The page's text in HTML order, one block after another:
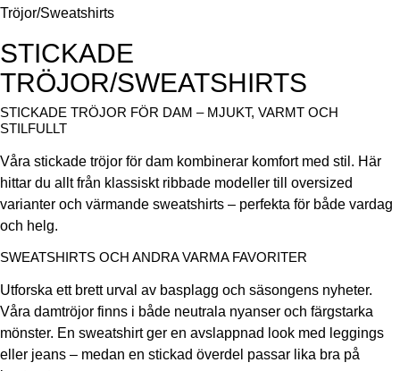
Tröjor/Sweatshirts
STICKADE
TRÖJOR/SWEATSHIRTS
STICKADE TRÖJOR FÖR DAM – MJUKT, VARMT OCH
STILFULLT
Våra stickade tröjor för dam kombinerar komfort med stil. Här
hittar du allt från klassiskt ribbade modeller till oversized
varianter och värmande sweatshirts – perfekta för både vardag
och helg.
SWEATSHIRTS OCH ANDRA VARMA FAVORITER
Utforska ett brett urval av basplagg och säsongens nyheter.
Våra damtröjor finns i både neutrala nyanser och färgstarka
mönster. En sweatshirt ger en avslappnad look med leggings
eller jeans – medan en stickad överdel passar lika bra på